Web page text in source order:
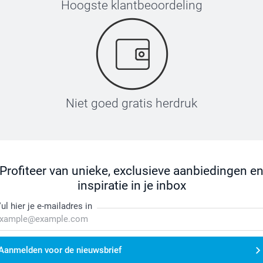
Hoogste klantbeoordeling
Niet goed gratis herdruk
Profiteer van unieke, exclusieve aanbiedingen en
inspiratie in je inbox
hier je e-mailadres in
voor de nieuwsbrief